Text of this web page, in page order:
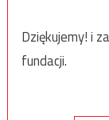
Dziękujemy! i
fundacji.